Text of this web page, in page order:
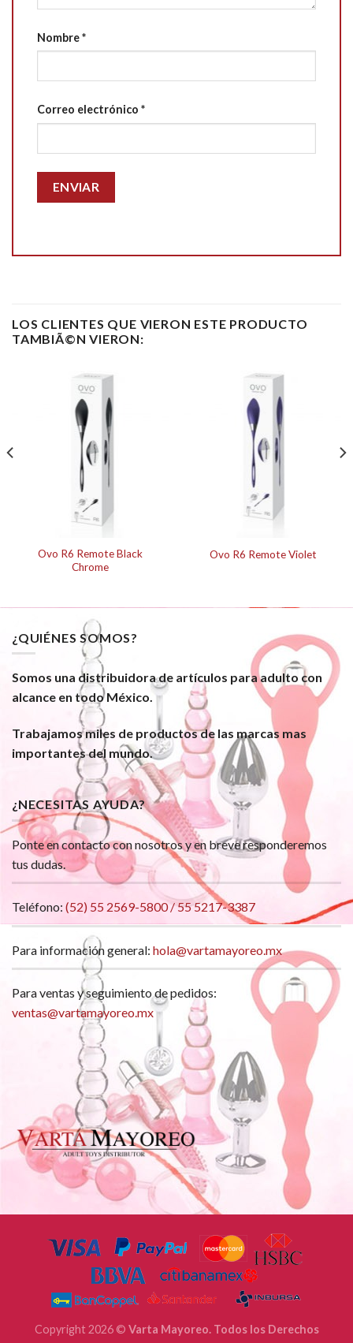
Nombre*
Correo electrónico *
LOS CLIENTES QUE VIERON ESTE PRODUCTO
TAMBIÃ©N VIERON:
Ovo R6 Remote Black
Chrome
Ovo R6 Remote Violet
¿QUIÉNES SOMOS?
Somos una distribuidora de artículos para adulto con
alcance en todo México.
Trabajamos miles de productos de las marcas mas
importantes del mundo.
¿NECESITAS AYUDA?
Ponte en contacto con nosotros y en breve responderemos
tus dudas.
Teléfono: (52) 55 2569-5800 / 55 5217-3387
Para información general: hola@vartamayoreo.mx
Para ventas y seguimiento de pedidos:
ventas@vartamayoreo.mx
Copyright 2026 © Varta Mayoreo. Todos los Derechos